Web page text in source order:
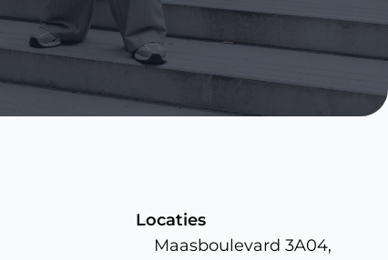
Locaties
Maasboulevard 3A04,